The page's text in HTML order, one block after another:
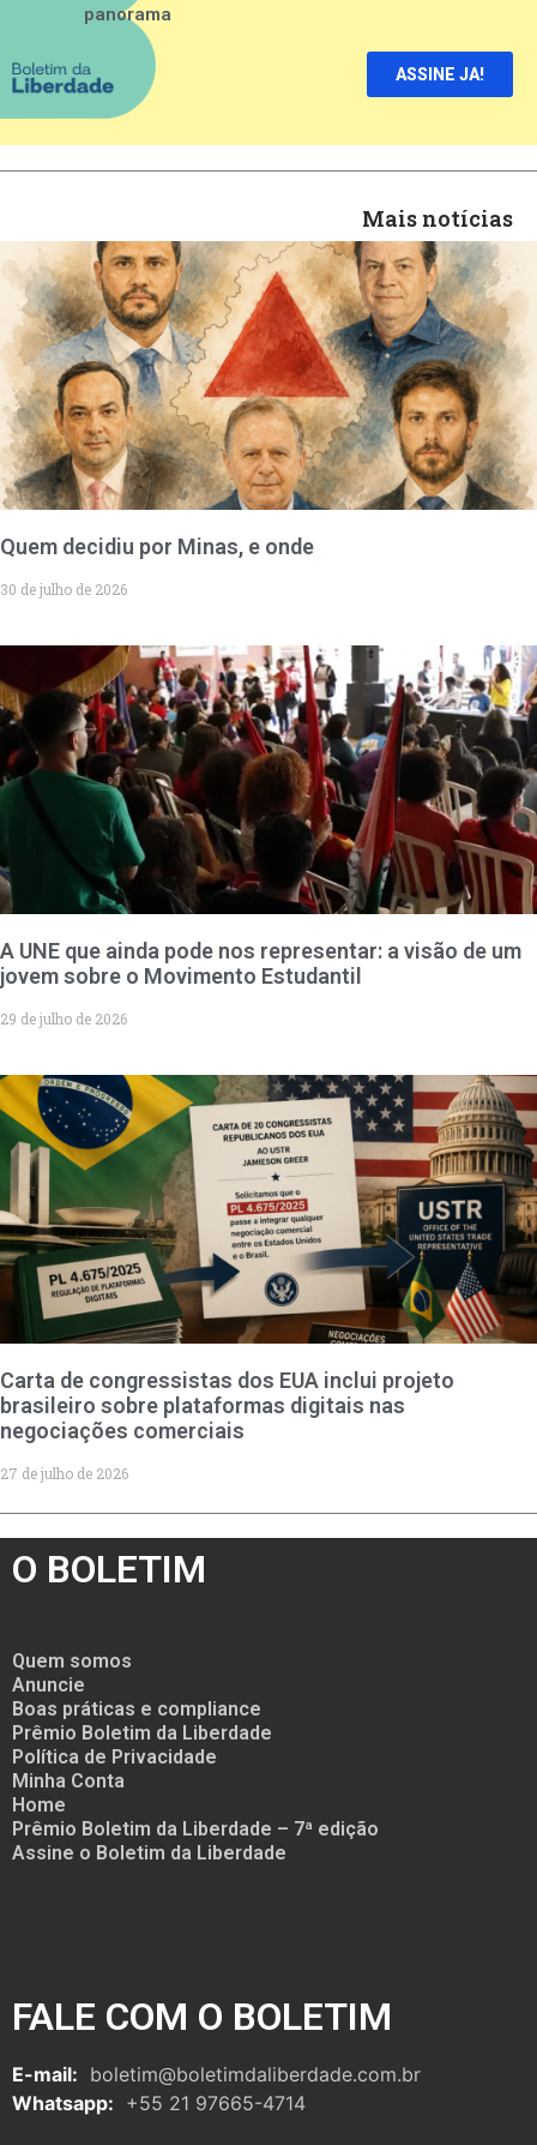
panorama
ASSINE JA!
Mais notícias
Quem decidiu por Minas, e onde
30 de julho de 2026
A UNE que ainda pode nos representar: a visão de um
jovem sobre o Movimento Estudantil
29 de julho de 2026
Carta de congressistas dos EUA inclui projeto
brasileiro sobre plataformas digitais nas
negociações comerciais
27 de julho de 2026
O BOLETIM
Quem somos
Anuncie
Boas práticas e compliance
Prêmio Boletim da Liberdade
Política de Privacidade
Minha Conta
Home
Prêmio Boletim da Liberdade – 7ª edição
Assine o Boletim da Liberdade
FALE COM O BOLETIM
E-mail: boletim@boletimdaliberdade.com.br
Whatsapp: +55 21 97665-4714